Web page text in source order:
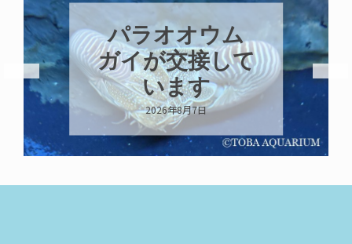
パラオオウム
ガイが交接して
います
2026年8月7日